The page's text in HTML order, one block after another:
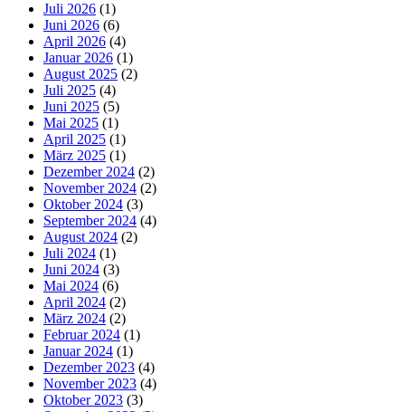
Juli 2026 (1)
Juni 2026 (6)
April 2026 (4)
Januar 2026 (1)
August 2025 (2)
Juli 2025 (4)
Juni 2025 (5)
Mai 2025 (1)
April 2025 (1)
März 2025 (1)
Dezember 2024 (2)
November 2024 (2)
Oktober 2024 (3)
September 2024 (4)
August 2024 (2)
Juli 2024 (1)
Juni 2024 (3)
Mai 2024 (6)
April 2024 (2)
März 2024 (2)
Februar 2024 (1)
Januar 2024 (1)
Dezember 2023 (4)
November 2023 (4)
Oktober 2023 (3)